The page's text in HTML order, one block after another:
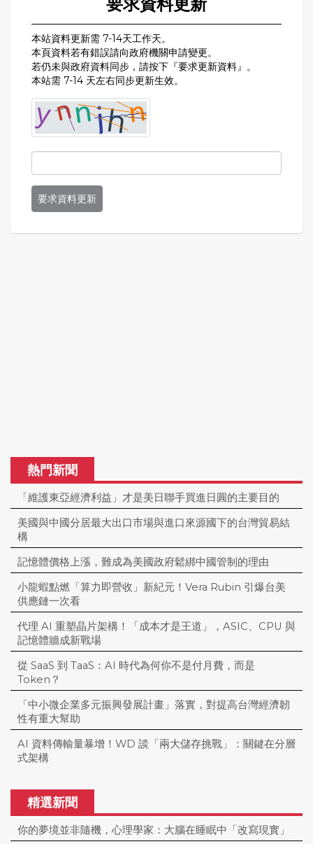
本站資料更新需 7-14天工作天。
本頁資料若有錯誤請向政府機關申請變更。
若仍未與政府資料同步，請按下『要求更新資料』。
本站需 7-14 天左右同步更新生效。
要求資料更新
熱門新聞
「維護東亞經濟利益」才是美日聯手買進日圓的主要目的
美國與中國分居最大出口市場與進口來源國下的台灣貿易結
構
記憶體價格上漲，難成為美國政府鬆綁中國管制的理由
小龍蝦點燃「算力即營收」新紀元！Vera Rubin 引爆台美
供應鏈一次看
代理 AI 重塑晶片架構！「成本才是王道」，ASIC、CPU 與
記憶體牆成新戰場
從 SaaS 到 TaaS：AI 時代為何你不是付月費，而是
Token？
「中小微企業多元振興發展計畫」落實，對提高台灣經濟韌
性有重大幫助
AI 資料傳輸量暴增！WD 談「兩大儲存挑戰」：關鍵在分層
式架構
精選新聞
你的夢境並非隨機，心理學家：大腦在睡眠中「改寫現實」